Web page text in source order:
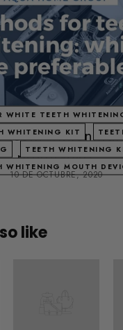
WHITE TEETH
WHITENING KIT
TEETH WHITENING
WHITENING MOUTH
teeth
preferable?
10 DE OCTUBRE, 2020
like